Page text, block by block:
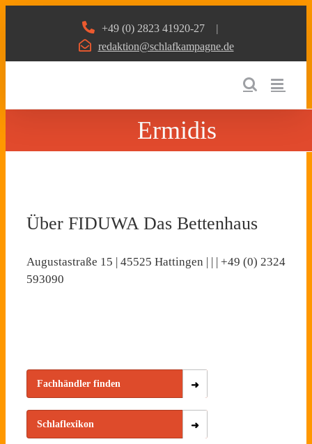
+49 (0) 2823 41920-27
|
redaktion@schlafkampagne.de
Ermidis
Über FIDUWA Das Bettenhaus
Augustastraße 15 | 45525 Hattingen | | | +49 (0) 2324
593090
Fachhändler finden
Schlaflexikon